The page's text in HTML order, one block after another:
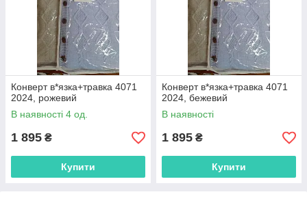
Конверт в*язка+травка 4071
2024, рожевий
В наявності 4 од.
1 895 ₴
Купити
Конверт в*язка+травка 4071
2024, бежевий
В наявності
1 895 ₴
Купити